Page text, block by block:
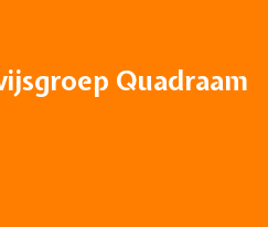
Quadraam